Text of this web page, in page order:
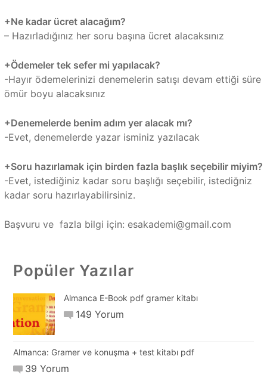
+Ne kadar ücret alacağım?
– Hazırladığınız her soru başına ücret alacaksınız
+Ödemeler tek sefer mi yapılacak?
-Hayır ödemelerinizi denemelerin satışı devam ettiği süre
ömür boyu alacaksınız
+Denemelerde benim adım yer alacak mı?
-Evet, denemelerde yazar isminiz yazılacak
+Soru hazırlamak için birden fazla başlık seçebilir miyim?
-Evet, istediğiniz kadar soru başlığı seçebilir, istediğniz
kadar soru hazırlayabilirsiniz.
Başvuru ve fazla bilgi için: esakademi@gmail.com
Popüler Yazılar
Almanca E-Book pdf gramer kitabı
149 Yorum
Almanca: Gramer ve konuşma + test kitabı pdf
39 Yorum